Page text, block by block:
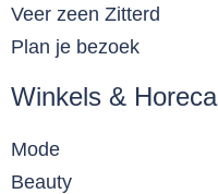
Veer zeen Zitterd
Plan je bezoek
Winkels & Horeca
Mode
Beauty